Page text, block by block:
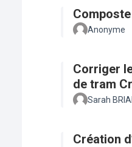
Anonyme
Corriger
de tram
Sarah
Création